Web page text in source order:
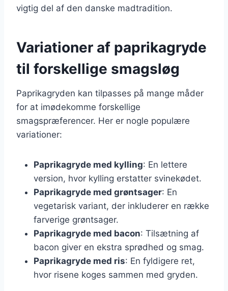
vigtig del af den danske madtradition.
Variationer af paprikagryde
til forskellige smagsløg
Paprikagryden kan tilpasses på mange måder
for at imødekomme forskellige
smagspræferencer. Her er nogle populære
variationer:
Paprikagryde med kylling: En lettere
version, hvor kylling erstatter svinekødet.
Paprikagryde med grøntsager: En
vegetarisk variant, der inkluderer en række
farverige grøntsager.
Paprikagryde med bacon: Tilsætning af
bacon giver en ekstra sprødhed og smag.
Paprikagryde med ris: En fyldigere ret,
hvor risene koges sammen med gryden.